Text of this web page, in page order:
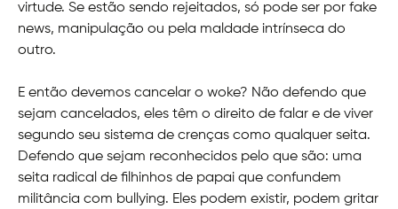
virtude. Se estão sendo rejeitados, só pode ser por fake
news, manipulação ou pela maldade intrínseca do
outro.
E então devemos cancelar o woke? Não defendo que
sejam cancelados, eles têm o direito de falar e de viver
segundo seu sistema de crenças como qualquer seita.
Defendo que sejam reconhecidos pelo que são: uma
seita radical de filhinhos de papai que confundem
militância com bullying. Eles podem existir, podem gritar